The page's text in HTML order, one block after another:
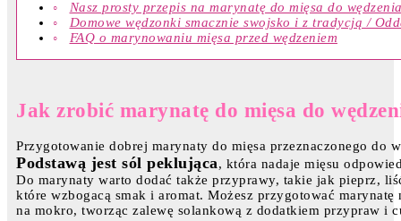
Nasz prosty przepis na marynatę do mięsa do
Domowe wędzonki smacznie swojsko i z tradycją /
FAQ o marynowaniu mięsa przed wędzeniem
Jak zrobić marynatę do mięsa do
Przygotowanie dobrej marynaty do mięsa przeznaczonego do
Podstawą jest sól peklująca, która nadaje mięsu
Do marynaty warto dodać także przyprawy, takie jak pieprz,
które wzbogacą smak i aromat. Możesz przygotować
na mokro, tworząc zalewę solankową z dodatkiem przypraw i